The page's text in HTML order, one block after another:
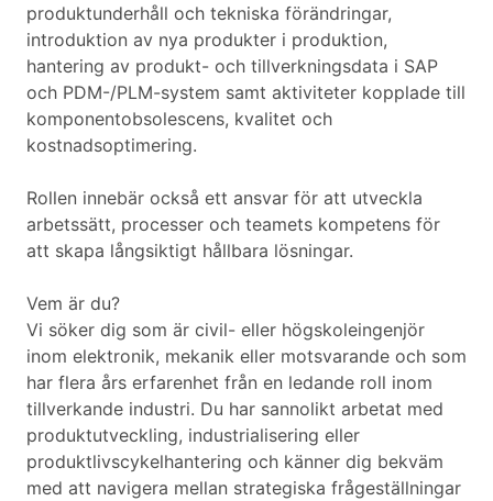
produktunderhåll och tekniska förändringar,
introduktion av nya produkter i produktion,
hantering av produkt- och tillverkningsdata i SAP
och PDM-/PLM-system samt aktiviteter kopplade till
komponentobsolescens, kvalitet och
kostnadsoptimering.
Rollen innebär också ett ansvar för att utveckla
arbetssätt, processer och teamets kompetens för
att skapa långsiktigt hållbara lösningar.
Vem är du?
Vi söker dig som är civil- eller högskoleingenjör
inom elektronik, mekanik eller motsvarande och som
har flera års erfarenhet från en ledande roll inom
tillverkande industri. Du har sannolikt arbetat med
produktutveckling, industrialisering eller
produktlivscykelhantering och känner dig bekväm
med att navigera mellan strategiska frågeställningar